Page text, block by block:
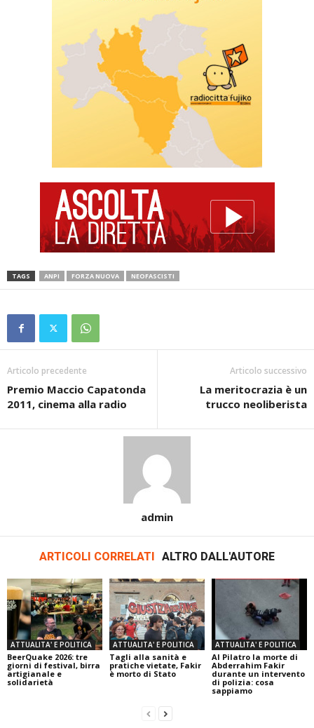
TAGS ANPI FORZA NUOVA NEOFASCISTI
Articolo precedente
Premio Maccio Capatonda
2011, cinema alla radio
Articolo successivo
La meritocrazia è un
trucco neoliberista
admin
ARTICOLI CORRELATI ALTRO DALL'AUTORE
ATTUALITA' E POLITICA
BeerQuake 2026: tre
giorni di festival, birra
artigianale e
solidarietà
ATTUALITA' E POLITICA
Tagli alla sanità e
pratiche vietate, Fakir
è morto di Stato
ATTUALITA' E POLITICA
Al Pilatro la morte di
Abderrahim Fakir
durante un intervento
di polizia: cosa
sappiamo